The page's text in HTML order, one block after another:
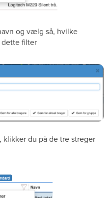
og vælg så, hvilke
dette filter
klikker du på de tre streger